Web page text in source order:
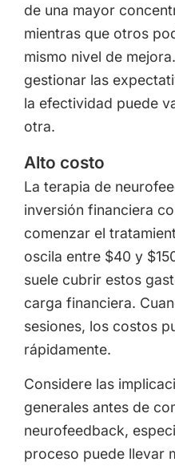
de una mayor
mientras que otros
mismo nivel de
gestionar las
la efectividad puede
otra.
Alto costo
La terapia de
inversión financiera
comenzar el
oscila entre $40 y
suele cubrir estos
carga financiera.
sesiones, los costos
rápidamente.
Considere las
generales antes de
neurofeedback,
proceso puede llevar